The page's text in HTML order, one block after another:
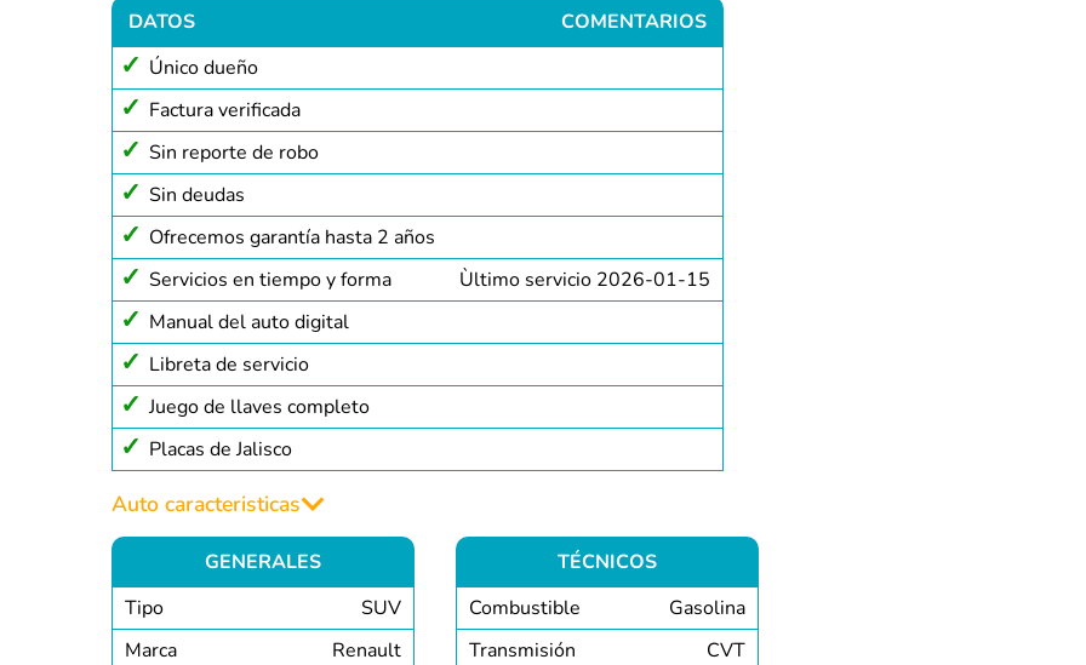
DATOS
COMENTARIOS
Único dueño
Factura verificada
Sin reporte de robo
Sin deudas
Ofrecemos garantía hasta 2 años
Servicios en tiempo y forma
Ùltimo servicio 2026-01-15
Manual del auto digital
Libreta de servicio
Juego de llaves completo
Placas de Jalisco
Auto caracteristicas
GENERALES
Tipo
SUV
Marca
Renault
TÉCNICOS
Combustible
Gasolina
Transmisión
CVT